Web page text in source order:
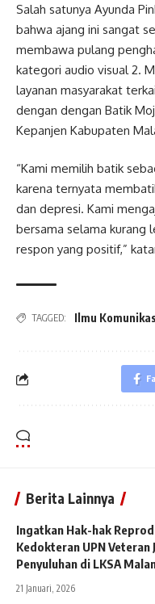
Salah satunya Ayunda
bahwa ajang ini sangat
membawa pulang
kategori audio visual 2.
layanan masyarakat
dengan dengan Batik
Kepanjen Kabupaten
“Kami memilih batik
karena ternyata
dan depresi. Kami
bersama selama kurang
respon yang positif,”
TAGGED: Ilmu
Berita Lainnya
Ingatkan Hak-hak
Kedokteran UPN Veteran
Penyuluhan di LKSA
21 Januari, 2026